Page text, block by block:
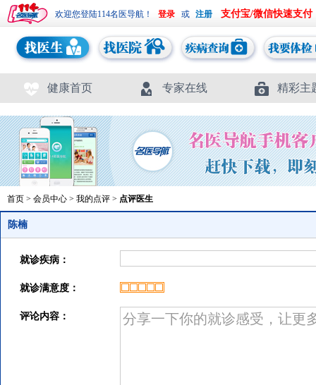
欢迎您登陆114名医导航！ 或 支付宝/微信快速支付
健康首页 专家在线 精彩主
首页 > 会员中心 > 我的点评 > 点评医生
陈楠
就诊疾病：
就诊满意度：
评论内容：